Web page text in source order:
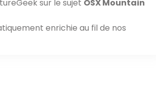
sur le sujet OSX Mountain
enrichie au fil de nos